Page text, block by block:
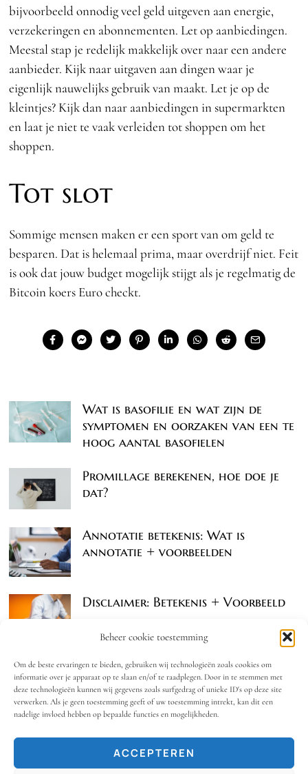
Beheer cookie toestemming
Om de beste ervaringen te bieden, gebruiken wij technologieën zoals cookies om
informatie over je apparaat op te slaan en/of te raadplegen. Door in te stemmen met
deze technologieën kunnen wij gegevens zoals surfgedrag of unieke ID's op deze site
verwerken. Als je geen toestemming geeft of uw toestemming intrekt, kan dit een
nadelige invloed hebben op bepaalde functies en mogelijkheden.
ACCEPTEREN
bijvoorbeeld onnodig veel geld uitgeven aan energie,
verzekeringen en abonnementen. Let op aanbiedingen.
Meestal stap je redelijk makkelijk over naar een andere
aanbieder. Kijk naar uitgaven aan dingen waar je
eigenlijk nauwelijks gebruik van maakt. Let je op de
kleintjes? Kijk dan naar aanbiedingen in supermarkten
en laat je niet te vaak verleiden tot shoppen om het
shoppen.
Tot slot
Sommige mensen maken er een sport van om geld te
besparen. Dat is helemaal prima, maar overdrijf niet. Feit
is ook dat jouw budget mogelijk stijgt als je regelmatig de
Bitcoin koers Euro checkt.
Wat is basofilie en wat zijn de
symptomen en oorzaken van een te
hoog aantal basofielen
Promillage berekenen, hoe doe je
dat?
Annotatie betekenis: Wat is
annotatie + voorbeelden
Disclaimer: Betekenis + Voorbeeld
Juridische